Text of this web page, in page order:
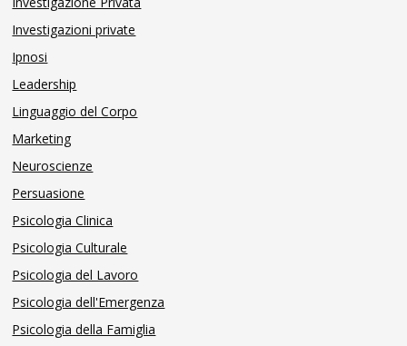
Investigazioni private
Ipnosi
Leadership
Linguaggio del Corpo
Marketing
Neuroscienze
Persuasione
Psicologia Clinica
Psicologia Culturale
Psicologia del Lavoro
Psicologia dell'Emergenza
Psicologia della Famiglia